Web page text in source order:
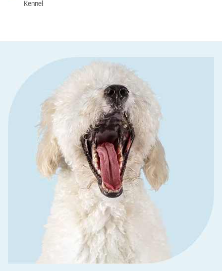
Kennel